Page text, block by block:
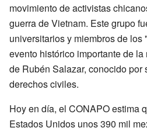
movimiento de activistas
guerra de Vietnam. Este grupo
universitarios y miembros de los
evento histórico importante de
de Rubén Salazar, conocido por
derechos civiles.
Hoy en día, el CONAPO estima
Estados Unidos unos 390 mil